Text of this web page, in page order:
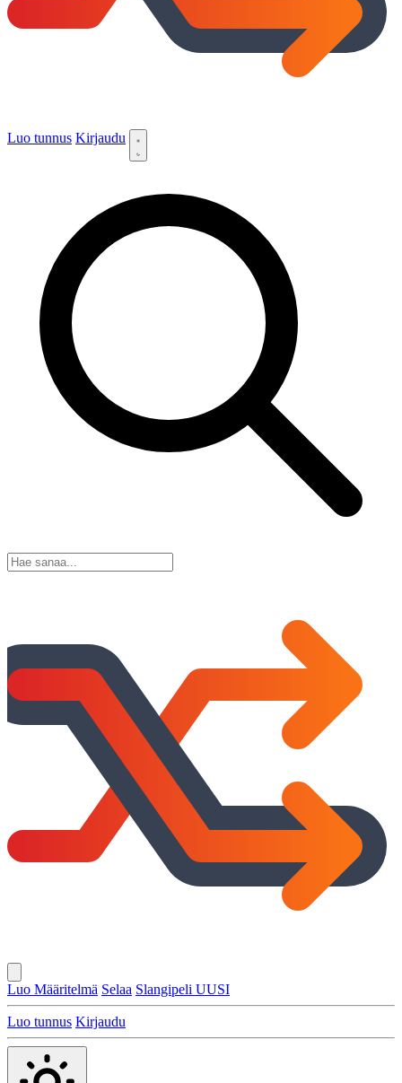
Luo tunnus Kirjaudu
Luo Määritelmä Selaa Slangipeli UUSI
Luo tunnus Kirjaudu